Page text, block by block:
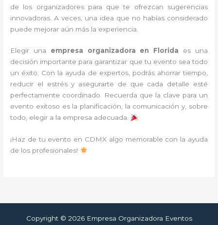
de los organizadores para que te ofrezcan sugerencias
innovadoras. A veces, una idea que no habías considerado
puede mejorar aún más la experiencia.
Elegir una empresa organizadora en Florida es una
decisión importante para garantizar que tu evento sea todo
un éxito. Con la ayuda de expertos, podrás ahorrar tiempo,
reducir el estrés y asegurarte de que cada detalle esté
perfectamente coordinado. Recuerda que la clave para un
evento exitoso es la planificación, la comunicación y, sobre
todo, elegir a la empresa adecuada.
¡Haz de tu evento en CDMX algo memorable con la ayuda
de los profesionales!
Copyright © 2026 Empresa Organizadora Eventos